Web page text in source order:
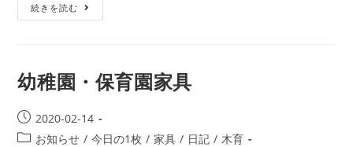
続きを読む
幼稚園・保育園家具
2020-02-14
お知らせ / 今日の1枚 / 家具 / 日記 / 木育